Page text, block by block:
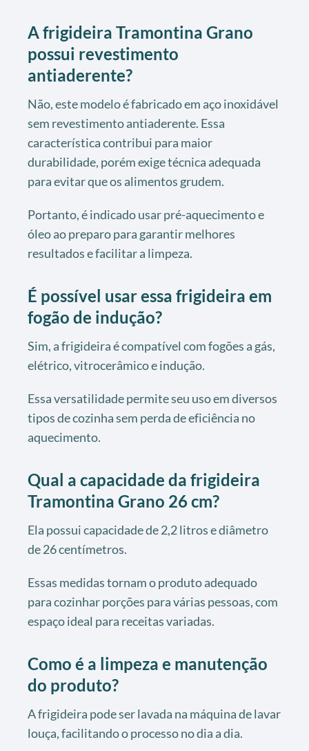
A frigideira Tramontina Grano
possui revestimento
antiaderente?
Não, este modelo é fabricado em aço inoxidável
sem revestimento antiaderente. Essa
característica contribui para maior
durabilidade, porém exige técnica adequada
para evitar que os alimentos grudem.
Portanto, é indicado usar pré-aquecimento e
óleo ao preparo para garantir melhores
resultados e facilitar a limpeza.
É possível usar essa frigideira em
fogão de indução?
Sim, a frigideira é compatível com fogões a gás,
elétrico, vitrocerâmico e indução.
Essa versatilidade permite seu uso em diversos
tipos de cozinha sem perda de eficiência no
aquecimento.
Qual a capacidade da frigideira
Tramontina Grano 26 cm?
Ela possui capacidade de 2,2 litros e diâmetro
de 26 centímetros.
Essas medidas tornam o produto adequado
para cozinhar porções para várias pessoas, com
espaço ideal para receitas variadas.
Como é a limpeza e manutenção
do produto?
A frigideira pode ser lavada na máquina de lavar
louça, facilitando o processo no dia a dia.